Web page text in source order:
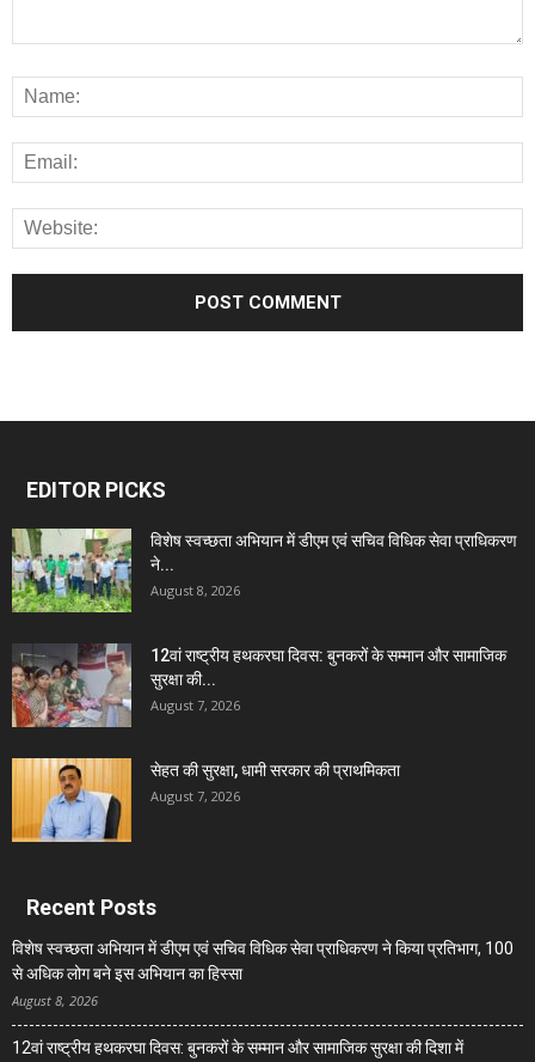
EDITOR PICKS
विशेष स्वच्छता अभियान में डीएम एवं सचिव विधिक सेवा प्राधिकरण
ने...
August 8, 2026
12वां राष्ट्रीय हथकरघा दिवस: बुनकरों के सम्मान और सामाजिक
सुरक्षा की...
August 7, 2026
सेहत की सुरक्षा, धामी सरकार की प्राथमिकता
August 7, 2026
Recent Posts
विशेष स्वच्छता अभियान में डीएम एवं सचिव विधिक सेवा प्राधिकरण ने किया प्रतिभाग, 100
से अधिक लोग बने इस अभियान का हिस्सा
August 8, 2026
12वां राष्ट्रीय हथकरघा दिवस: बुनकरों के सम्मान और सामाजिक सुरक्षा की दिशा में